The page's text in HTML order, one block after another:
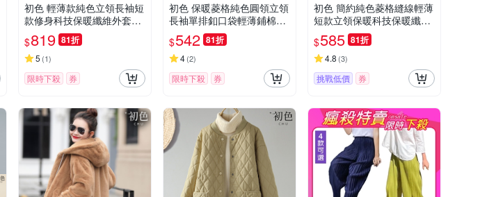
初色 輕薄款純色立領長袖短
款修身科技保暖纖維外套女
外套-共5色-39310(M/L可
選)
$819 81折
5 (1)
限時下殺 券
初色 保暖菱格純色圓領立領
長袖單排釦口袋輕薄鋪棉科
技保暖纖維外套-共4色-315
43(M-XL可選)
$542 81折
4(2)
限時下殺 券
初色 簡約純色菱格縫線輕薄
短款立領保暖科技保暖纖維
外套女外套-共3色-39127(M
-3XL可選)
$585 81折
4.8 (3)
挑戰低價 券